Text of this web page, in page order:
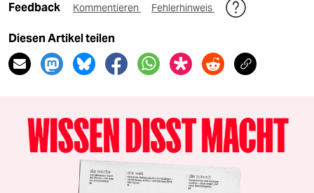
Feedback Kommentieren Fehlerhinweis
Diesen Artikel teilen